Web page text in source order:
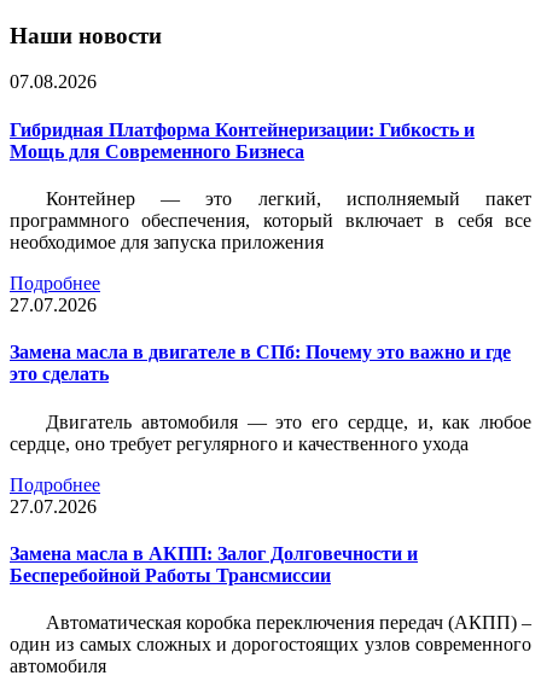
Наши новости
07.08.2026
Гибридная Платформа Контейнеризации: Гибкость и
Мощь для Современного Бизнеса
Контейнер — это легкий, исполняемый пакет
программного обеспечения, который включает в себя все
необходимое для запуска приложения
Подробнее
27.07.2026
Замена масла в двигателе в СПб: Почему это важно и где
это сделать
Двигатель автомобиля — это его сердце, и, как любое
сердце, оно требует регулярного и качественного ухода
Подробнее
27.07.2026
Замена масла в АКПП: Залог Долговечности и
Бесперебойной Работы Трансмиссии
Автоматическая коробка переключения передач (АКПП) –
один из самых сложных и дорогостоящих узлов современного
автомобиля